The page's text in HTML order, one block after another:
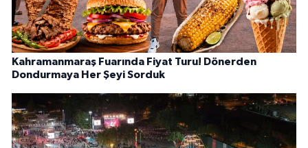
Kahramanmaraş Fuarında Fiyat Turu! Dönerden
Dondurmaya Her Şeyi Sorduk